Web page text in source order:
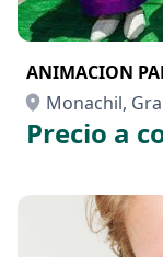
ANIMACION
Monachil,
Precio a